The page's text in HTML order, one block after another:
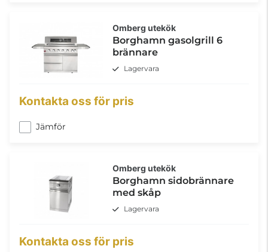
Omberg utekök
Borghamn gasolgrill 6
brännare
Lagervara
Kontakta oss för pris
Jämför
Omberg utekök
Borghamn sidobrännare
med skåp
Lagervara
Kontakta oss för pris